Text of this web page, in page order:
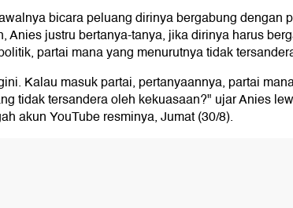
bicara peluang dirinya bergabung dengan
Anies justru bertanya-tanya, jika dirinya harus
partai mana yang menurutnya tidak
Kalau masuk partai, pertanyaannya, partai
tidak tersandera oleh kekuasaan?" ujar Anies
akun YouTube resminya, Jumat (30/8).